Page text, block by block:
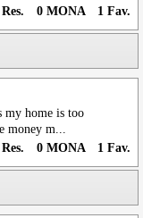
Res. 0 MONA 1 Fav.
my home is too
money m...
Res. 0 MONA 1 Fav.